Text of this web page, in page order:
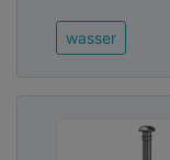
wasser